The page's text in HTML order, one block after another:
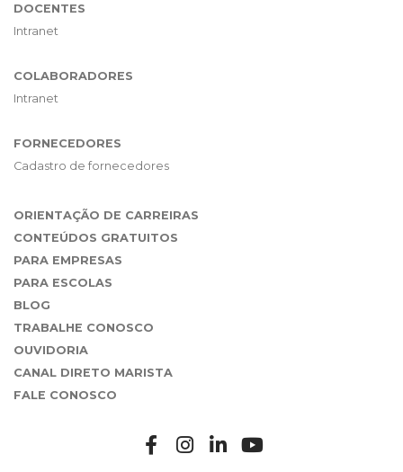
DOCENTES
Intranet
COLABORADORES
Intranet
FORNECEDORES
Cadastro de fornecedores
ORIENTAÇÃO DE CARREIRAS
CONTEÚDOS GRATUITOS
PARA EMPRESAS
PARA ESCOLAS
BLOG
TRABALHE CONOSCO
OUVIDORIA
CANAL DIRETO MARISTA
FALE CONOSCO